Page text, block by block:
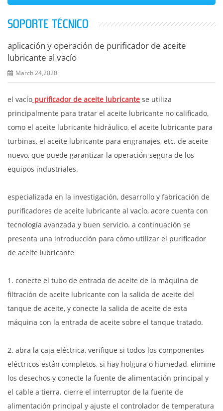
SOPORTE TÉCNICO
aplicación y operación de purificador de aceite
lubricante al vacío
March 24,2020.
el vacío purificador de aceite lubricante se utiliza
principalmente para tratar el aceite lubricante no calificado,
como el aceite lubricante hidráulico, el aceite lubricante para
turbinas, el aceite lubricante para engranajes, etc. de aceite
nuevo, que puede garantizar la operación segura de los
equipos industriales.
especializada en la investigación, desarrollo y fabricación de
purificadores de aceite lubricante al vacío, acore cuenta con
tecnología avanzada y buen servicio. a continuación se
presenta una introducción para cómo utilizar el purificador
de aceite lubricante
1. conecte el tubo de entrada de aceite de la máquina de
filtración de aceite lubricante con la salida de aceite del
tanque de aceite, y conecte la salida de aceite de esta
máquina con la entrada de aceite sobre el tanque tratado.
2. abra la caja eléctrica, verifique si todos los componentes
eléctricos están completos, si hay holgura o humedad, elimine
los desechos y conecte la fuente de alimentación principal y
el cable a tierra. cierre el interruptor de la fuente de
alimentación principal y ajuste el controlador de temperatura